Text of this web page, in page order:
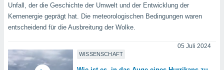
Profil zu
Ihnen
Inhalte
Weitere
Unfall, der die Geschichte der Umwelt und der Entwicklung der
Kernenergie geprägt hat. Die meteorologischen Bedingungen waren
entscheidend für die Ausbreitung der Wolke.
WISSENSCHAFT
05 Juli 2024